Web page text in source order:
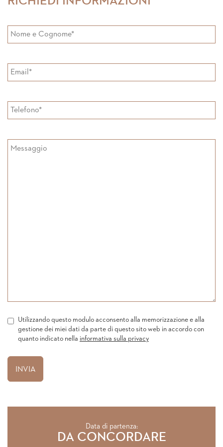
Utilizzando questo modulo acconsento alla memorizzazione e alla
gestione dei miei dati da parte di questo sito web in accordo con
quanto indicato nella informativa sulla privacy
Data di partenza:
DA CONCORDARE